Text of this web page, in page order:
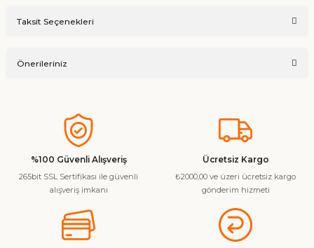
Taksit Seçenekleri
Önerileriniz
konularda yetersiz gördüğünüz noktaları öneri formunu
kullanarak tarafımıza iletebilirsiniz.
Görüş ve önerileriniz için teşekkür ederiz.
Ürün resmi kalitesiz, bozuk veya görüntülenemiyor.
Ürün bilgilerinde hatalar bulunuyor.
Ürün fiyatı diğer sitelerden daha pahalı.
%100 Güvenli Alışveriş
265bit SSL Sertifikası ile güvenli
alışveriş imkanı
Ücretsiz Kargo
₺2000,00 ve üzeri ücretsiz kargo
gönderim hizmeti